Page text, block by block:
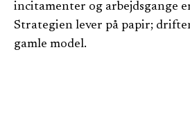
incitamenter og arbejdsgange
Strategien lever på papir;
gamle model.